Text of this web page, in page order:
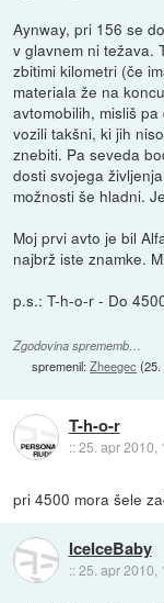
Aynway, pri 156 se
v glavnem ni težava.
zbitimi kilometri (če
materiala že na
avtomobilih, misliš
vozili takšni, ki jih
znebiti. Pa seveda
dosti svojega
možnosti še hladni.
Moj prvi avto je bil
najbrž iste znamke.
p.s.: T-h-o-r - Do
Zgodovina sprememb…
spremenil:Zheegec (25.
T-h-o-r
::25. apr 2010,
pri 4500 mora šele
IceIceBaby
::25. apr 2010,